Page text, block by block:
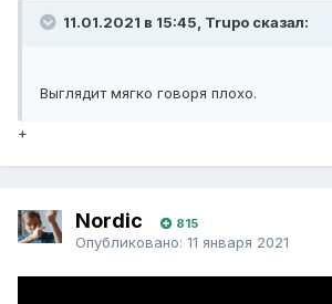
11.01.2021 в 15:45, Trupo сказал:
Выглядит мягко говоря плохо.
+
Nordic 815
Опубликовано: 11 января 2021